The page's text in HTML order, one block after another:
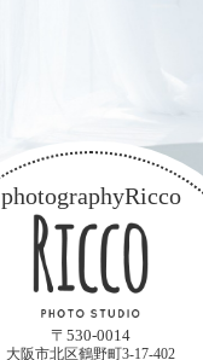
photographyRicco
〒530-0014
大阪市北区鶴野町3-17-402